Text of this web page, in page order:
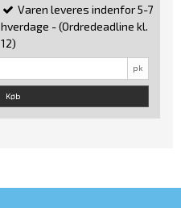
Varen leveres indenfor 5-7
hverdage - (Ordredeadline kl.
12)
pk
Køb